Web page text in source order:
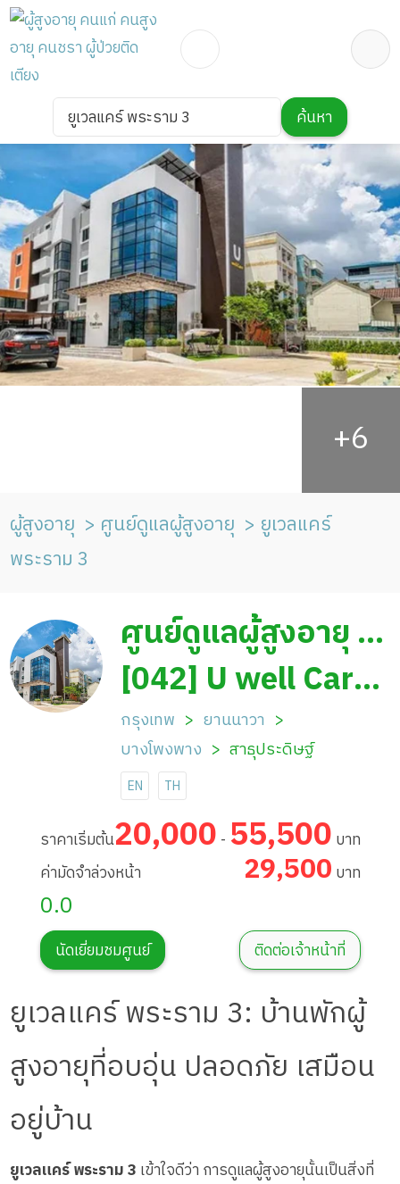
ยูเวลแคร์ พระราม 3 ค้นหา
ผู้สูงอายุ ศูนย์ดูแลผู้สูงอายุ
ยูเวลแคร์
พระราม 3
ศูนย์ดูแลผู้สูงอายุ ยู
เวลแคร์ พระราม 3
[042] U well Care
Rama 3
กรุงเทพ
ยานนาวา
บางโพงพาง
สาธุประดิษฐ์
EN TH
ราคาเริ่มต้น20,000 - 55,500 บาท
ค่ามัดจำล่วงหน้า
29,500 บาท
0.0
นัดเยี่ยมชมศูนย์ ติดต่อเจ้าหน้าที่
ยูเวลแคร์ พระราม 3: บ้านพักผู้
สูงอายุที่อบอุ่น ปลอดภัย เสมือน
อยู่บ้าน
ยูเวลแคร์ พระราม 3 เข้าใจดีว่า การดูแลผู้สูงอายุนั้นเป็นสิ่งที่